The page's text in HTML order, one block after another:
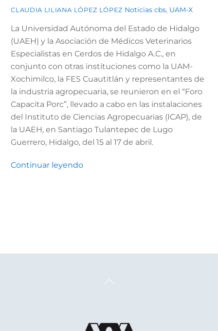
CLAUDIA LILIANA LÓPEZ LÓPEZ Noticias cbs, UAM-X
La Universidad Autónoma del Estado de Hidalgo
(UAEH) y la Asociación de Médicos Veterinarios
Especialistas en Cerdos de Hidalgo A.C., en
conjunto con otras instituciones como la UAM-
Xochimilco, la FES Cuautitlán y representantes de
la industria agropecuaria, se reunieron en el “Foro
Capacita Porc”, llevado a cabo en las instalaciones
del Instituto de Ciencias Agropecuarias (ICAP), de
la UAEH, en Santiago Tulantepec de Lugo
Guerrero, Hidalgo, del 15 al 17 de abril.
Continuar leyendo
Back